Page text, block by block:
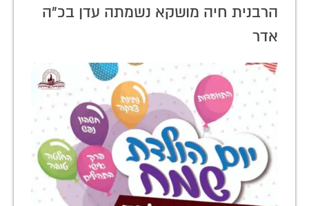
הרבנית חיה מושקא נשמתה עדן בכ"ה
אדר